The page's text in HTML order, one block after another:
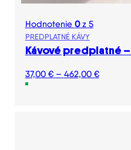
Hodnotenie 0z 5
PREDPLATNÉ KÁVY
Kávové predplatné
37,00 € – 462,00 €Price